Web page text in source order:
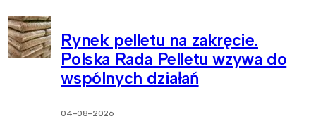
Rynek pelletu na zakręcie.
Polska Rada Pelletu wzywa do
wspólnych działań
04-08-2026